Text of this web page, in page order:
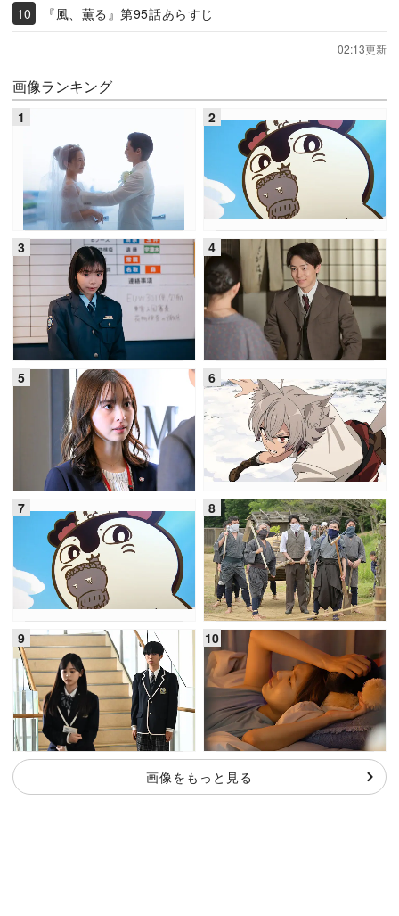
『風、薫る』第95話あらすじ
02:13更新
画像ランキング
画像をもっと見る